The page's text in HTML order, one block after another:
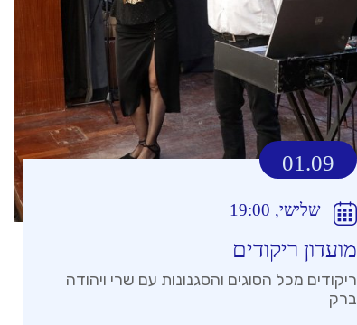
01.09
שלישי, 19:00
מועדון ריקודים
ריקודים מכל הסוגים והסגנונות עם שרי ויהודה
ברק